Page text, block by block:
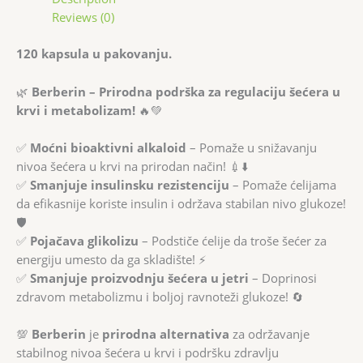
Reviews (0)
120 kapsula u pakovanju.
🌿 Berberin – Prirodna podrška za regulaciju šećera u
krvi i metabolizam! 🔥💚
✅ Moćni bioaktivni alkaloid – Pomaže u snižavanju
nivoa šećera u krvi na prirodan način! 💉⬇️
✅ Smanjuje insulinsku rezistenciju – Pomaže ćelijama
da efikasnije koriste insulin i održava stabilan nivo glukoze!
🛡️
✅ Pojačava glikolizu – Podstiče ćelije da troše šećer za
energiju umesto da ga skladište! ⚡
✅ Smanjuje proizvodnju šećera u jetri – Doprinosi
zdravom metabolizmu i boljoj ravnoteži glukoze! 🔄
💯 Berberin je prirodna alternativa za održavanje
stabilnog nivoa šećera u krvi i podršku zdravlju